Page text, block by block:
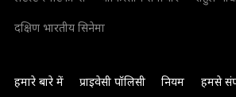
दक्षिण भारतीय सिनेमा
हमारे बारे में प्राइवेसी पॉलिसी नियम हमसे